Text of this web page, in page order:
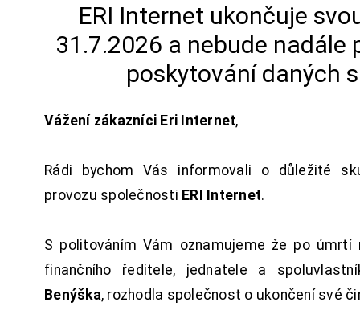
ERI Internet ukončuje
31.7.2026 a nebude nadále
poskytování daných
Vážení zákazníci Eri Internet,
Rádi bychom Vás informovali o důležité
provozu společnosti ERI Internet.
S politováním Vám oznamujeme že po úmrtí
finančního ředitele, jednatele a
Benýška, rozhodla společnost o ukončení své